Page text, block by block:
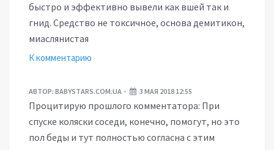
быстро и эффективно вывели как вшей так и
гнид. Средство не токсичное, основа демитикон,
миаслянистая
К комментарию
АВТОР: BABYSTARS.COM.UA 3 МАЯ 2018 12:55
Процитирую прошлого комментатора: При
спуске коляски соседи, конечно, помогут, но это
пол беды и тут полностью согласна с этим